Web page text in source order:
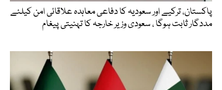
پاکستان، ترکیے اور سعودیہ کا دفاعی معاہدہ علاقائی امن کیلئے
مددگار ثابت ہوگا ، سعودی وزیر خارجہ کا تہنیتی پیغام